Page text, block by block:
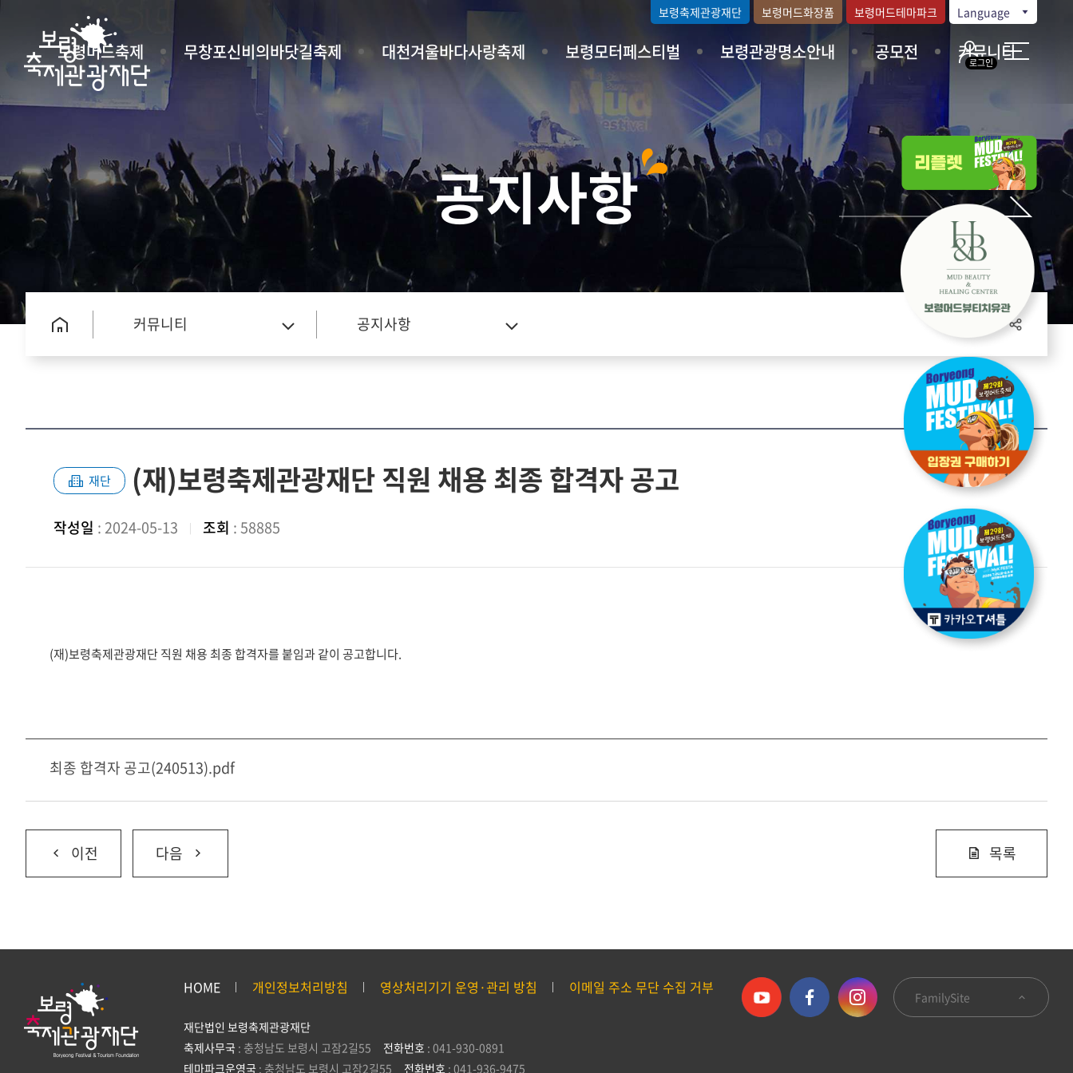
보령머드축제 무창포신비의바닷길축제 대천겨울바다사랑축제 보령모터페스티벌 보령관광명소안내 공모전 커뮤니티
보령축제관광재단 보령머드화장품 보령머드테마파크 Language
로그인
공지사항
커뮤니티 공지사항
재단 (재)보령축제관광재단 직원 채용 최종 합격자 공고
작성일 : 2024-05-13 조회 : 58885
(재)보령축제관광재단 직원 채용 최종 합격자를 붙임과 같이 공고합니다.
최종 합격자 공고(240513).pdf
이전 다음 목록
HOME 개인정보처리방침 영상처리기기 운영·관리 방침 이메일 주소 무단 수집 거부
재단법인 보령축제관광재단
축제사무국 : 충청남도 보령시 고잠2길55 전화번호 : 041-930-0891
테마파크운영국 : 충청남도 보령시 고잠2길55 전화번호 : 041-936-9475
FamilySite